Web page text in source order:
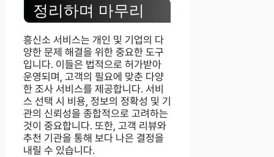
정리하며 마무리
흥신소 서비스는 개인 및 기업의 다
양한 문제 해결을 위한 중요한 도구
입니다. 이들은 법적으로 허가받아
운영되며, 고객의 필요에 맞춘 다양
한 조사 서비스를 제공합니다. 서비
스 선택 시 비용, 정보의 정확성 및 기
관의 신뢰성을 종합적으로 고려하는
것이 중요합니다. 또한, 고객 리뷰와
추천 기관을 통해 보다 나은 결정을
내릴 수 있습니다.